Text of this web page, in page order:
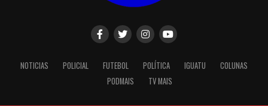
NOTICIAS POLICIAL FUTEBOL POLÍTICA IGUATU
COLUNAS
PODMAIS
TV MAIS